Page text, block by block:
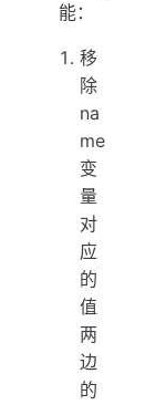
能：
移
除
na
me
变
量
对
应
的
值
两
边
的